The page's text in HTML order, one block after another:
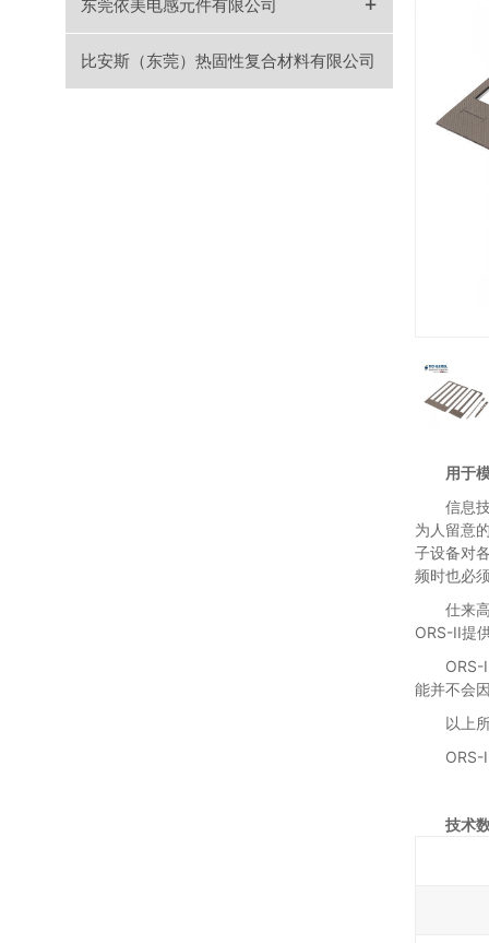
用于
信息
为人留意
子设备对
频时也必
仕来
ORS-II提
ORS-
能并不会
以上
ORS-
技术
东莞依美电感元件有限公司
比安斯（东莞）热固性复合材料有限公司